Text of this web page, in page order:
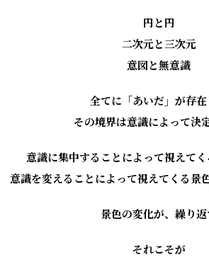
円と円
二次元と三次元
意図と無意識
全てに「あいだ」が存在
その境界は意識によって決
意識に集中することによって視えてく
意識を変えることによって視えてくる景
景色の変化が、繰り
それこそが